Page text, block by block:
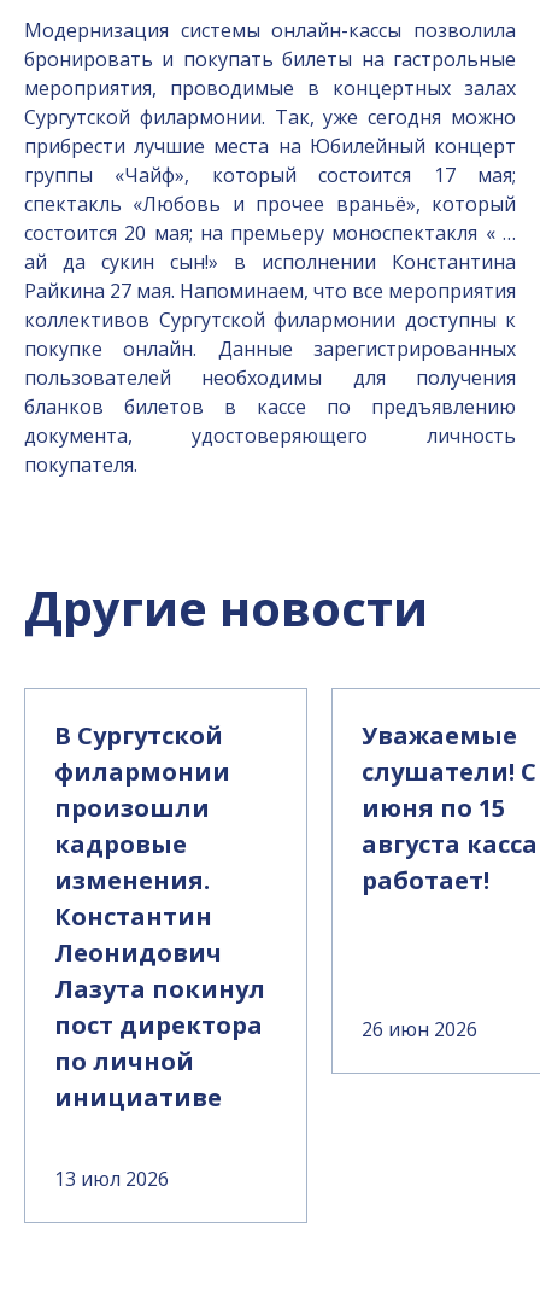
Модернизация системы онлайн-кассы позволила
бронировать и покупать билеты на гастрольные
мероприятия, проводимые в концертных залах
Сургутской филармонии. Так, уже сегодня можно
прибрести лучшие места на Юбилейный концерт
группы «Чайф», который состоится 17 мая;
спектакль «Любовь и прочее враньё», который
состоится 20 мая; на премьеру моноспектакля « …
ай да сукин сын!» в исполнении Константина
Райкина 27 мая. Напоминаем, что все мероприятия
коллективов Сургутской филармонии доступны к
покупке онлайн. Данные зарегистрированных
пользователей необходимы для получения
бланков билетов в кассе по предъявлению
документа, удостоверяющего личность
покупателя.
Другие новости
В Сургутской
филармонии
произошли
кадровые
изменения.
Константин
Леонидович
Лазута покинул
пост директора
по личной
инициативе
13 июл 2026
Уважаемые
слушатели! С
июня по 15
августа
работает!
26 июн 2026